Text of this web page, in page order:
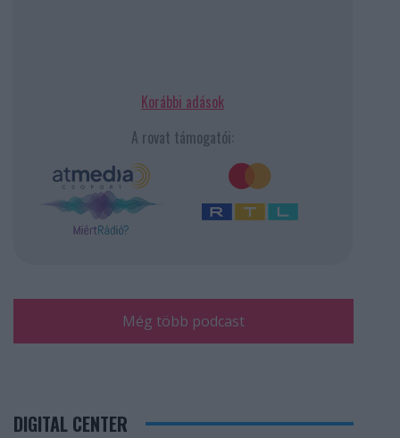
Korábbi adások
A rovat támogatói:
Még több podcast
DIGITAL CENTER